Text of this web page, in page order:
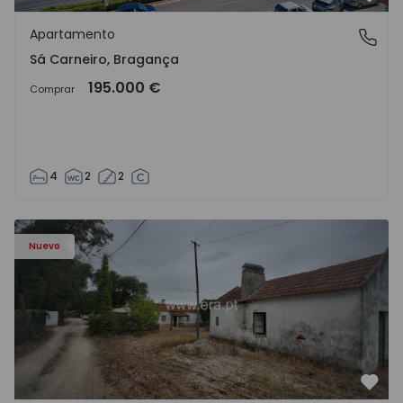
Sá Carneiro, Bragança
Apartamento
Sá Carneiro, Bragança
Comprar 195.000 €
4 2 2
Nuevo
Apartamento T3 Salvaterra de Magos, Marinhais -